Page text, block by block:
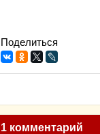
Поделиться
1 комментарий